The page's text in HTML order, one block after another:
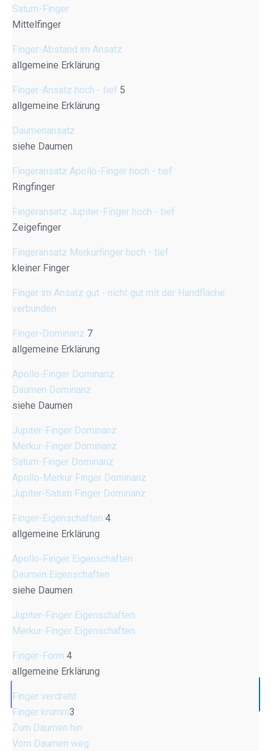
Saturn-Finger
Mittelfinger
Finger-Abstand im Ansatz
allgemeine Erklärung
Finger-Ansatz hoch - tief 5
allgemeine Erklärung
Daumenansatz
siehe Daumen
Fingeransatz Apollo-Finger hoch - tief
Ringfinger
Fingeransatz Jupiter-Finger hoch - tief
Zeigefinger
Fingeransatz Merkurfinger hoch - tief
kleiner Finger
Finger im Ansatz gut - nicht gut mit der Handfläche
verbunden
Finger-Dominanz 7
allgemeine Erklärung
Apollo-Finger Dominanz
Daumen Dominanz
siehe Daumen
Jupiter-Finger Dominanz
Merkur-Finger Dominanz
Saturn-Finger Dominanz
Apollo-Merkur Finger Dominanz
Jupiter-Saturn Finger Dominanz
Finger-Eigenschaften 4
allgemeine Erklärung
Apollo-Finger Eigenschaften
Daumen Eigenschaften
siehe Daumen
Jupiter-Finger Eigenschaften
Merkur-Finger Eigenschaften
Finger-Form 4
allgemeine Erklärung
Finger verdreht
Finger krumm3
Zum Daumen hin
Vom Daumen weg